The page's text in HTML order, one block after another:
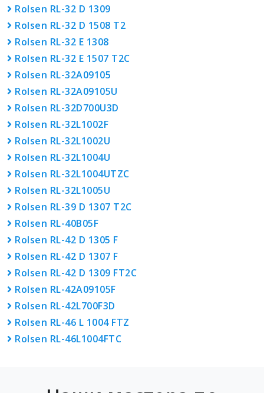
Rolsen RL-32 D 1309
Rolsen RL-32 D 1508 T2
Rolsen RL-32 E 1308
Rolsen RL-32 E 1507 T2C
Rolsen RL-32A09105
Rolsen RL-32A09105U
Rolsen RL-32D700U3D
Rolsen RL-32L1002F
Rolsen RL-32L1002U
Rolsen RL-32L1004U
Rolsen RL-32L1004UTZC
Rolsen RL-32L1005U
Rolsen RL-39 D 1307 T2C
Rolsen RL-40B05F
Rolsen RL-42 D 1305 F
Rolsen RL-42 D 1307 F
Rolsen RL-42 D 1309 FT2C
Rolsen RL-42A09105F
Rolsen RL-42L700F3D
Rolsen RL-46 L 1004 FTZ
Rolsen RL-46L1004FTC